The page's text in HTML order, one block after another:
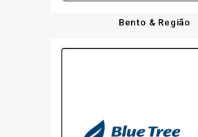
Bento & Região